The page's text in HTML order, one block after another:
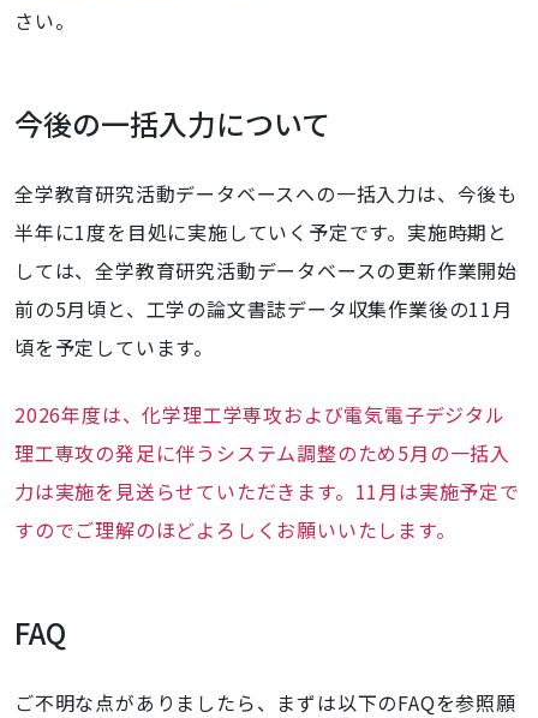
さい。
今後の一括入力について
全学教育研究活動データベースへの一括入力は、今後も
半年に1度を目処に実施していく予定です。実施時期と
しては、全学教育研究活動データベースの更新作業開始
前の5月頃と、工学の論文書誌データ収集作業後の11月
頃を予定しています。
2026年度は、化学理工学専攻および電気電子デジタル
理工専攻の発足に伴うシステム調整のため5月の一括入
力は実施を見送らせていただきます。11月は実施予定で
すのでご理解のほどよろしくお願いいたします。
FAQ
ご不明な点がありましたら、まずは以下のFAQを参照願